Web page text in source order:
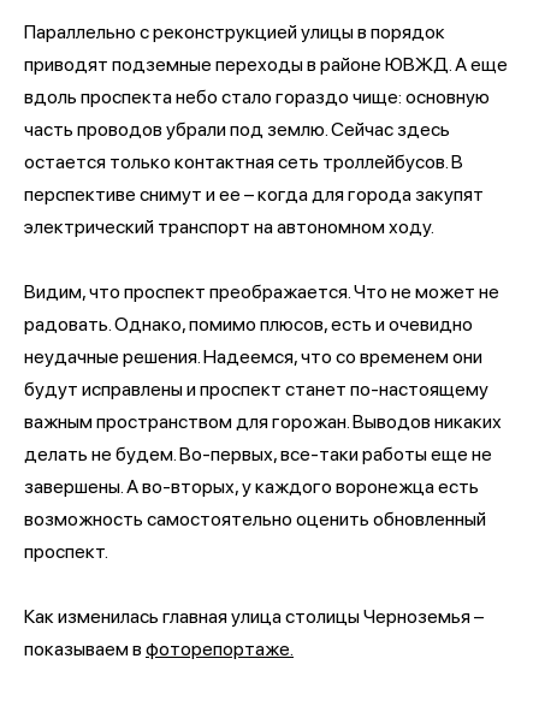
Параллельно с реконструкцией улицы в порядок
приводят подземные переходы в районе ЮВЖД. А еще
вдоль проспекта небо стало гораздо чище: основную
часть проводов убрали под землю. Сейчас здесь
остается только контактная сеть троллейбусов. В
перспективе снимут и ее – когда для города закупят
электрический транспорт на автономном ходу.
Видим, что проспект преображается. Что не может не
радовать. Однако, помимо плюсов, есть и очевидно
неудачные решения. Надеемся, что со временем они
будут исправлены и проспект станет по-настоящему
важным пространством для горожан. Выводов никаких
делать не будем. Во-первых, все-таки работы еще не
завершены. А во-вторых, у каждого воронежца есть
возможность самостоятельно оценить обновленный
проспект.
Как изменилась главная улица столицы Черноземья –
показываем в фоторепортаже.